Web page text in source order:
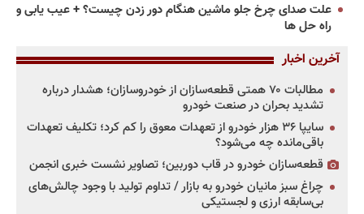
علت صدای چرخ جلو ماشین هنگام دور زدن چیست؟ + عیب یابی و
راه حل ها
آخرین اخبار
مطالبات ۷۰ همتی قطعه‌سازان از خودروسازان؛ هشدار درباره
تشدید بحران در صنعت خودرو
سایپا ۳۶ هزار خودرو از تعهدات معوق را کم کرد؛ تکلیف تعهدات
باقی‌مانده چه می‌شود؟
قطعه‌سازان خودرو در قاب دوربین؛ تصاویر نشست خبری انجمن
چراغ سبز مانیان خودرو به بازار / تداوم تولید با وجود چالش‌های
بی‌سابقه ارزی و لجستیکی